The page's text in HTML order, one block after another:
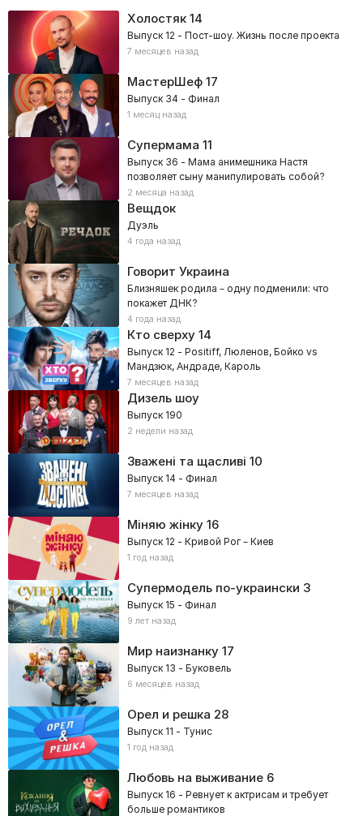
Холостяк14
Выпуск 12 - Пост-шоу. Жизнь после проекта
7 месяцев назад
МастерШеф17
Выпуск 34 - Финал
1 месяц назад
Супермама 11
Выпуск 36 - Мама анимешника Настя
позволяет сыну манипулировать собой?
2 месяца назад
Вещдок
Дуэль
4 года назад
Говорит Украина
Близняшек родила – одну подменили: что
покажет ДНК?
4 года назад
Кто сверху14
Выпуск 12 - Positiff, Люленов, Бойко vs
Мандзюк, Андраде, Кароль
7 месяцев назад
Дизель шоу
Выпуск 190
2 недели назад
Зважені та щасливі 10
Выпуск 14 - Финал
7 месяцев назад
Міняю жінку16
Выпуск 12 - Кривой Рог – Киев
1 год назад
Супермодель по-украински 3
Выпуск 15 - Финал
9 лет назад
Мир наизнанку17
Выпуск 13 - Буковель
6 месяцев назад
Орел и решка 28
Выпуск 11 - Тунис
1 год назад
Любовь на выживание6
Выпуск 16 - Ревнует к актрисам и требует
больше романтиков